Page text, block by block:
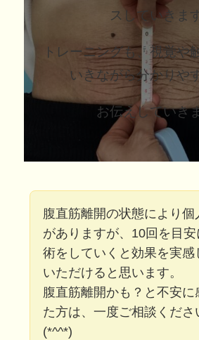
スしていきま
トレーニングも、視覚や
いきながら分かりや
お伝えしていき
腹直筋離開の状態により個
がありますが、10回を目安
術をしていくと効果を実感
いただけると思います。
腹直筋離開かも？と不安に
た方は、一度ご相談くださ
(*^^*)